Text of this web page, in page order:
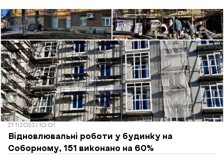
Державне агентство відновлення та розвитку
інфраструктури України. “Зараз підрядники
проводять організаційно-підготовчі роботи.
Встановлюють тимчасове огородження
будмайданчика. Розбирають тимчасове накриття
над пошкодженими під’їздами”, – зазначають в
агентстві. За проєктом тут планують відновити 2-й […]
27.11.2023 | 10:01
Відновлювальні роботи у будинку на
Соборному, 151 виконано на 60%